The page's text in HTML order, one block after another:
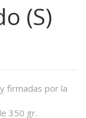
(S)
firmadas por la
350 gr.